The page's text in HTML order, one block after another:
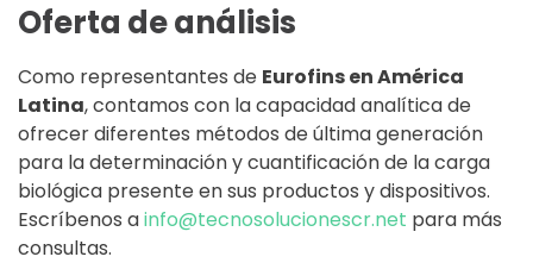
Oferta de análisis
Como representantes de Eurofins en América
Latina, contamos con la capacidad analítica de
ofrecer diferentes métodos de última generación
para la determinación y cuantificación de la carga
biológica presente en sus productos y dispositivos.
Escríbenos ainfo@tecnosolucionescr.net para más
consultas.